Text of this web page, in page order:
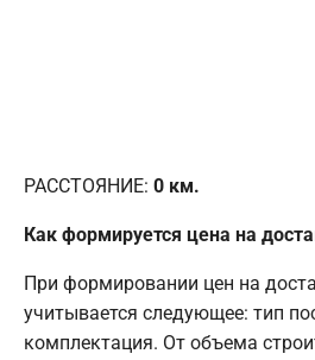
РАССТОЯНИЕ: 0 км.
Как формируется цена на
При формировании цен на
учитывается следующее: тип
комплектация. От объема